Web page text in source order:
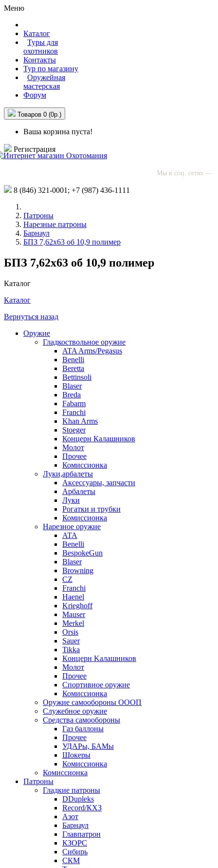
Меню
Каталог
Туры для
охотников
Контакты
Тур по магазину
Оружейная
мастерская
Форум
Товаров 0 (0р.)
Ваша корзина пуста!
Регистрация
Мы в соц. сетях —
8 (846) 321-0001; +7 (987) 436-1111
Патроны
Нарезные патроны
Барнаул
БПЗ 7,62х63 об 10,9 полимер
БПЗ 7,62х63 об 10,9 полимер
Каталог
Каталог
Вернуться назад
Оружие
Гладкоствольное оружие
ATA Arms/Pegasus
Benelli
Beretta
Bettinsoli
Blaser
Breda
Fabarm
Franchi
Khan Arms
Stoeger
Концерн Калашников
Молот
Прочее
Комиссионка
Луки,арбалеты
Аксессуары, запчасти
Арбалеты
Луки
Рогатки и трубки
Комиссионка
Нарезное оружие
ATA
Benelli
BespokeGun
Blaser
Browning
CZ
Franchi
Haenel
Krieghoff
Mauser
Merkel
Orsis
Sauer
Tikka
Кoнцеpн Kалашников
Молот
Прочее
Спортивное оружие
Комиссионка
Оружие самообороны ОООП
Служебное оружие
Средства самообороны
Газ баллоны
Прочее
УДАРы, БАМы
Шокеры
Комиссионка
Комиссионка
Патроны
Гладкие патроны
DDupleks
Record/КХЗ
Азот
Барнаул
Главпатрон
КЗОРС
Сибирь
СКМ